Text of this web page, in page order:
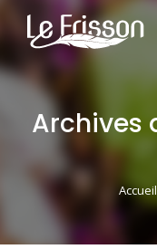
Archives
Vous
Accueil